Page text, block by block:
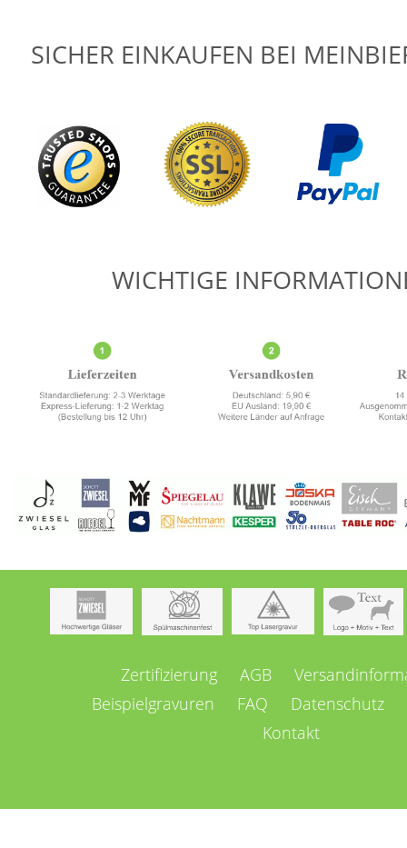
SICHER EINKAUFEN BEI
WICHTIGE
überspringen
Zertifizierung AGB
Beispielgravuren
FAQ Datenschutz
Kontakt